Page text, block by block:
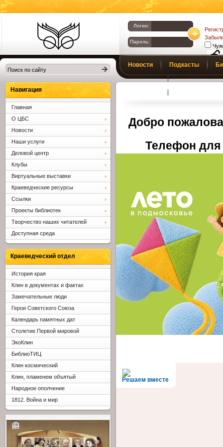
Библиотеки
Клина. Клинская
ЦБС.
Логин:
Пароль:
Новости Подкасты
Добро
Телефон для
Решаем вместе
Навигация
Главная
О ЦБС
Новости
Наши услуги
Деловой центр
Клубы
Виртуальные выставки
Краеведческие ресурсы
Ссылки
Проекты библиотек
Творчество наших читателей
Доступная среда
Краеведческий отдел
История края
Клин в документах и фактах
Замечательные люди
Герои Советского Союза
Календарь памятных дат
Столетие Первой мировой
ЭкоКлин
БиблиоТИЦ
Клин космический
Клин, пламенем объятый
Народное ополчение
1812. Война и мир